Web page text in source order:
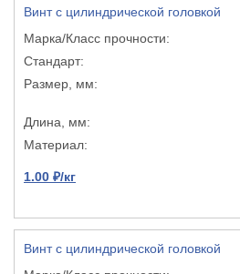
Винт с цилиндрической головкой
1.00 ₽/кг
Винт с цилиндрической головкой